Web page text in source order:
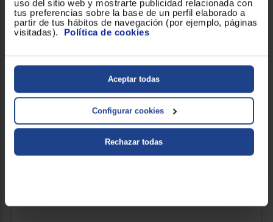
uso del sitio web y mostrarte publicidad relacionada con
tus preferencias sobre la base de un perfil elaborado a
partir de tus hábitos de navegación (por ejemplo, páginas
visitadas). Política de cookies
Aceptar todas
Configurar cookies
Rechazar todas
BARBERO BABYLISS MT725E
Color : Negro Autonomía : 60 min